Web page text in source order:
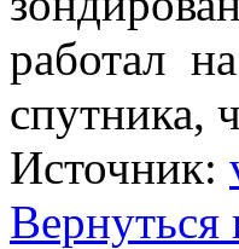
работал
спутника,
Источник:
Вернуться